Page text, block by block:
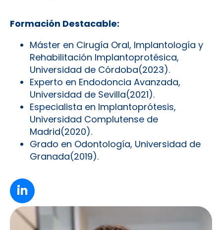
Formación Destacable:
Máster en Cirugía Oral, Implantología y
Rehabilitación Implantoprotésica,
Universidad de Córdoba(2023).
Experto en Endodoncia Avanzada,
Universidad de Sevilla(2021).
Especialista en Implantoprótesis,
Universidad Complutense de
Madrid(2020).
Grado en Odontología, Universidad de
Granada(2019).
in